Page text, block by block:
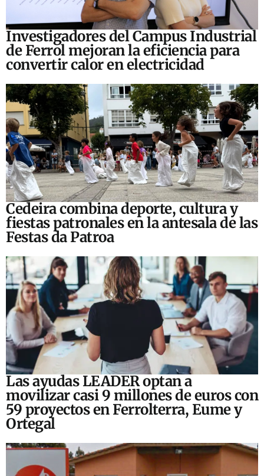
Investigadores del Campus Industrial
de Ferrol mejoran la eficiencia para
convertir calor en electricidad
Cedeira combina deporte, cultura y
fiestas patronales en la antesala de las
Festas da Patroa
Las ayudas LEADER optan a
movilizar casi 9 millones de euros con
59 proyectos en Ferrolterra, Eume y
Ortegal